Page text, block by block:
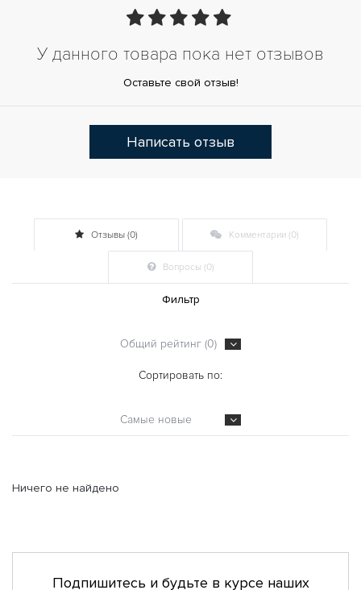
У данного товара пока нет отзывов
Оставьте свой отзыв!
Написать отзыв
Отзывы (0) Комментарии (0)
Вопросы (0)
Фильтр
Общий рейтинг (0)
Сортировать по:
Самые новые
Ничего не найдено
Подпишитесь и будьте в курсе наших